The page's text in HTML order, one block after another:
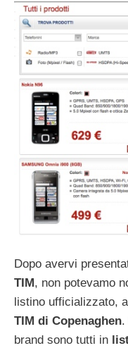
Dopo avervi
TIM , non potevamo
listino ufficializzato,
TIM di Copenaghen.
brand sono tutti in